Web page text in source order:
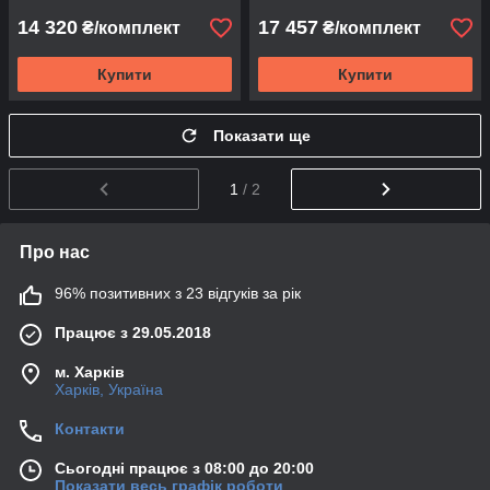
14 320 ₴/комплект
Купити
17 457 ₴/комплект
Купити
Показати ще
1 / 2
Про нас
96% позитивних з 23 відгуків за рік
Працює з 29.05.2018
м. Харків
Харків, Україна
Контакти
Сьогодні працює з 08:00 до 20:00
Показати весь графік роботи